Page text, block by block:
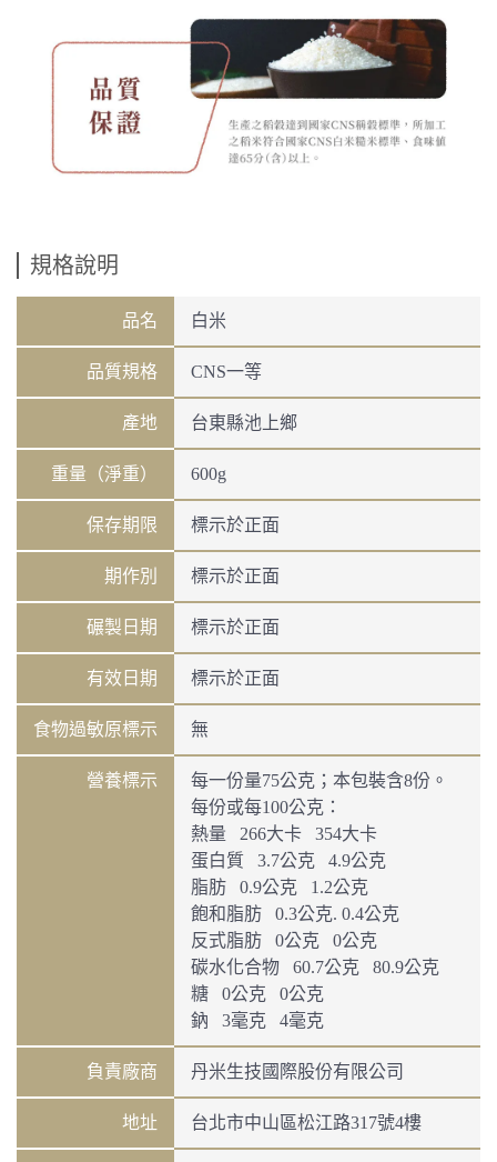
規格說明
品名 白米
品質規格 CNS一等
產地 台東縣池上鄉
重量（淨重） 600g
保存期限 標示於正面
期作別 標示於正面
碾製日期 標示於正面
有效日期 標示於正面
食物過敏原標示 無
營養標示
每一份量75公克；本包裝含8份。
每份或每100公克：
熱量 266大卡 354大卡
蛋白質 3.7公克 4.9公克
脂肪 0.9公克 1.2公克
飽和脂肪 0.3公克. 0.4公克
反式脂肪 0公克 0公克
碳水化合物 60.7公克 80.9公克
糖 0公克 0公克
鈉 3毫克 4毫克
負責廠商 丹米生技國際股份有限公司
地址 台北市中山區松江路317號4樓